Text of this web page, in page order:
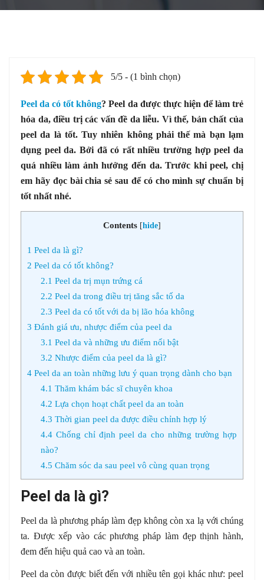
5/5 - (1 bình chọn)
Peel da có tốt không? Peel da được thực hiện để làm trẻ
hóa da, điều trị các vấn đề da liễu. Vì thế, bản chất của
peel da là tốt. Tuy nhiên không phải thế mà bạn lạm
dụng peel da. Bởi đã có rất nhiều trường hợp peel da
quá nhiều làm ảnh hưởng đến da. Trước khi peel, chị
em hãy đọc bài chia sẻ sau để có cho mình sự chuẩn bị
tốt nhất nhé.
Contents [hide]
1 Peel da là gì?
2 Peel da có tốt không?
2.1 Peel da trị mụn trứng cá
2.2 Peel da trong điều trị tăng sắc tố da
2.3 Peel da có tốt với da bị lão hóa không
3 Đánh giá ưu, nhược điểm của peel da
3.1 Peel da và những ưu điểm nổi bật
3.2 Nhược điểm của peel da là gì?
4 Peel da an toàn những lưu ý quan trọng dành cho bạn
4.1 Thăm khám bác sĩ chuyên khoa
4.2 Lựa chọn hoạt chất peel da an toàn
4.3 Thời gian peel da được điều chỉnh hợp lý
4.4Chống chỉ định peel da cho những trường hợp
nào?
4.5 Chăm sóc da sau peel vô cùng quan trọng
Peel da là gì?
Peel da là phương pháp làm đẹp không còn xa lạ với chúng
ta. Được xếp vào các phương pháp làm đẹp thịnh hành,
đem đến hiệu quả cao và an toàn.
Peel da còn được biết đến với nhiều tên gọi khác như: peel